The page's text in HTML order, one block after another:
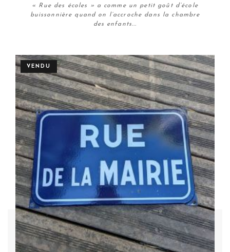
Plus de détails
« Rue des écoles » a comme un petit goût d’école
buissonnière quand on l’accroche dans la chambre
des enfants...
VENDU